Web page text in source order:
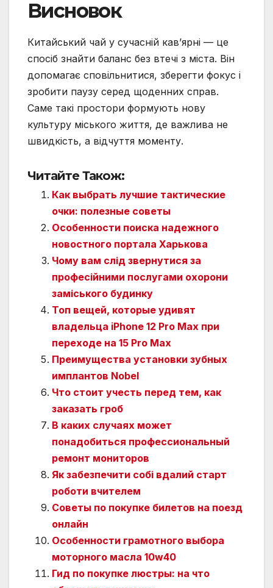
Висновок
Китайський чай у сучасній кав’ярні — це
спосіб знайти баланс без втечі з міста. Він
допомагає сповільнитися, зберегти фокус і
зробити паузу серед щоденних справ.
Саме такі простори формують нову
культуру міського життя, де важлива не
швидкість, а відчуття моменту.
Читайте Також:
Как выбрать лучшие тактические
очки: полезные советы
Особенности поиска надежного
новостного портала Харькова
Чому вам слід звернутися за
професійними послугами охорони
заміського будинку
Топ вещей, которые удивят
владельца iPhone 12 Pro Max при
переходе на 15 Pro Max
Преимущества установки зубных
имплантов Nobel
Что стоит учесть перед тем, как
заказать гроб
В каких случаях может
понадобиться профессиональный
ремонт мониторов
Як забезпечити собі вдалий старт
роботи вчителем
Советы по покупке билетов на поезд
онлайн
Особенности грамотного выбора
моторного масла 10w40
Гид по покупке люстры: на что